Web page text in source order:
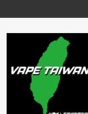
to
content